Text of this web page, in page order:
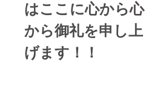
はここに心から心
から御礼を申し上
げます！！